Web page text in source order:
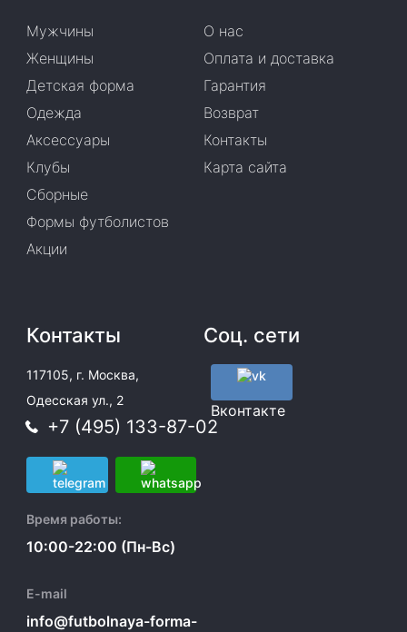
Мужчины
Женщины
Детская форма
Одежда
Аксессуары
Клубы
Сборные
Формы футболистов
Акции
О нас
Оплата и доставка
Гарантия
Возврат
Контакты
Карта сайта
Контакты
117105, г. Москва,
Одесская ул., 2
+7 (495) 133-87-02
Время работы:
10:00-22:00 (Пн-Вс)
E-mail
info@futbolnaya-forma-
Соц. сети
Вконтакте